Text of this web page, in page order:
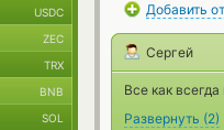
Добавить
Сергей
Все как
Развернуть (2)
USDC
ZEC
TRX
BNB
SOL